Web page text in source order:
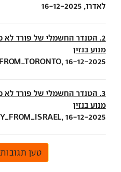
לאדרו, 16-12-2025
2. הטנדר החשמלי של פורד לא
מנוע בנזין
16-12-2025
3. הטנדר החשמלי של פורד לא
מנוע בנזין
16-12-2025
טען